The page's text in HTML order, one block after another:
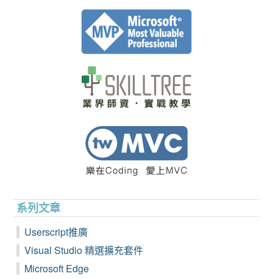
系列文章
Userscript推廣
Visual Studio 精選擴充套件
Microsoft Edge